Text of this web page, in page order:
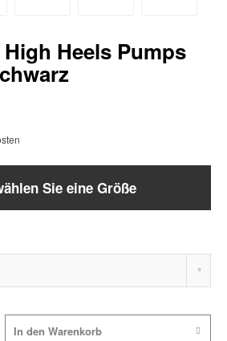
High Heels Pumps
Sie eine Größe
In den Warenkorb